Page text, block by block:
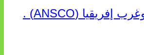
“الخطوط الجوية الفرنسية” تعلن عن تعيين ليونيل رو مديراً عاماً جديداً لمنطقة شمال إفريقيا والساحل وغرب إفريقيا (ANSCO) .